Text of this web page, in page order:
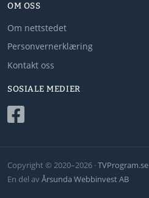
OM OSS
Om nettstedet
Personvernerklæring
Kontakt oss
SOSIALE MEDIER
Copyright © 2020–2026 ·TVProgram.se
En del avÅrsunda Webbinvest AB